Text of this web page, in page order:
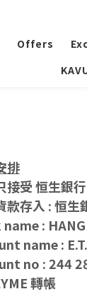
Offers
排
接受 恒生銀
款存入 : 恒生
:
name :
no : 244
轉帳